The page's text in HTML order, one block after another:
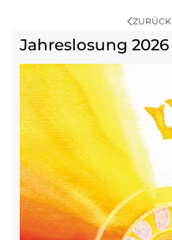
ZURÜCK
Jahreslosung 2026